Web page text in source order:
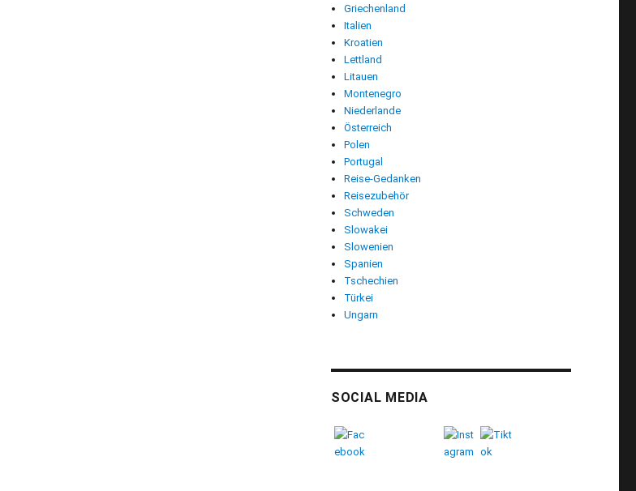
Griechenland
Italien
Kroatien
Lettland
Litauen
Montenegro
Niederlande
Österreich
Polen
Portugal
Reise-Gedanken
Reisezubehör
Schweden
Slowakei
Slowenien
Spanien
Tschechien
Türkei
Ungarn
SOCIAL MEDIA